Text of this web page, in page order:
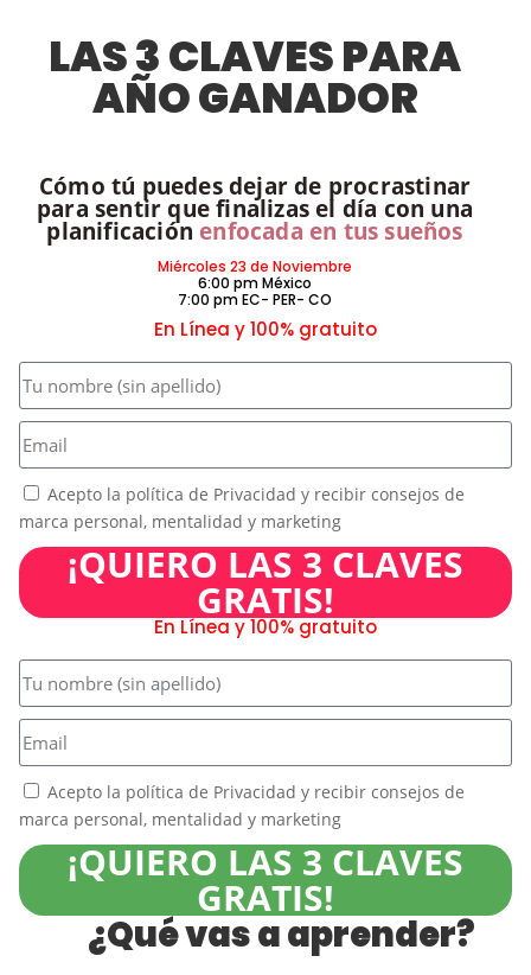
LAS 3 CLAVES PARA
AÑO GANADOR
Cómo tú puedes dejar de procrastinar
para sentir que finalizas el día con una
planificación enfocada en tus sueños
Miércoles 23 de Noviembre
6:00 pm México
7:00 pm EC- PER- CO
En Línea y 100% gratuito
Acepto la política de Privacidad y recibir consejos de
marca personal, mentalidad y marketing
¡QUIERO LAS 3 CLAVES
GRATIS!
En Línea y 100% gratuito
Acepto la política de Privacidad y recibir consejos de
marca personal, mentalidad y marketing
¡QUIERO LAS 3 CLAVES
GRATIS!
¿Qué vas a aprender?​